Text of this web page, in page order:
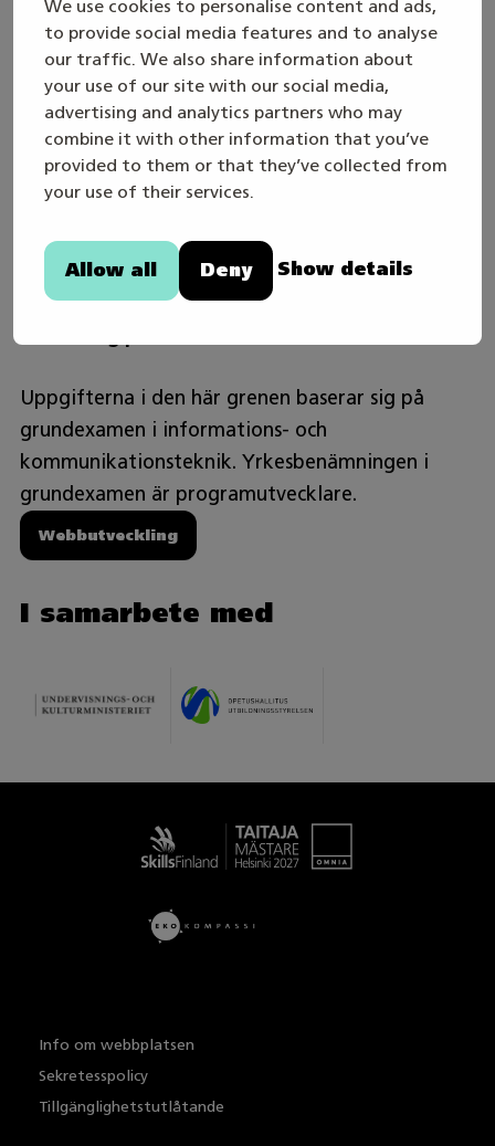
We use cookies to personalise content and ads,
to provide social media features and to analyse
our traffic. We also share information about
your use of our site with our social media,
advertising and analytics partners who may
combine it with other information that you’ve
provided to them or that they’ve collected from
your use of their services.
Allow all Deny Show details
Arbetstiderna för dem som arbetar med
webbutveckling kan variera mycket beroende på
arbetsplats, arbetets karaktär och projekt.
Många som arbetar med webbutveckling har
vanlig kontorstid, men i ett projektbaserat
oregelbundna.
Bransch och examen som uppgifterna i grenen
Uppgifterna i den här grenen baserar sig på
grundexamen i informations- och
kommunikationsteknik. Yrkesbenämningen i
grundexamen är programutvecklare.
Webbutveckling
I samarbete med
Info om webbplatsen
Sekretesspolicy
Tillgänglighetstutlåtande